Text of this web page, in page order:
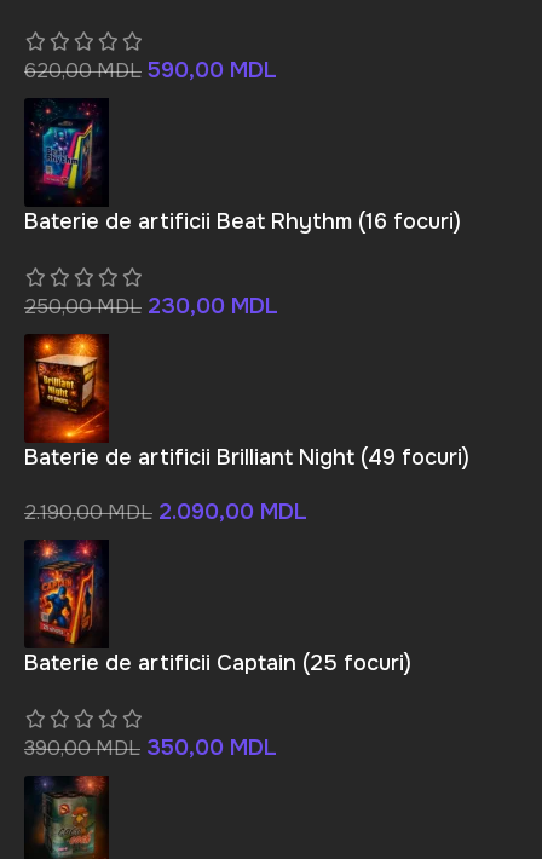
620,00MDL 590,00 MDL
Baterie de artificii Beat Rhythm (16 focuri)
250,00MDL 230,00 MDL
Baterie de artificii Brilliant Night (49 focuri)
2.190,00MDL 2.090,00 MDL
Baterie de artificii Captain (25 focuri)
390,00MDL 350,00 MDL